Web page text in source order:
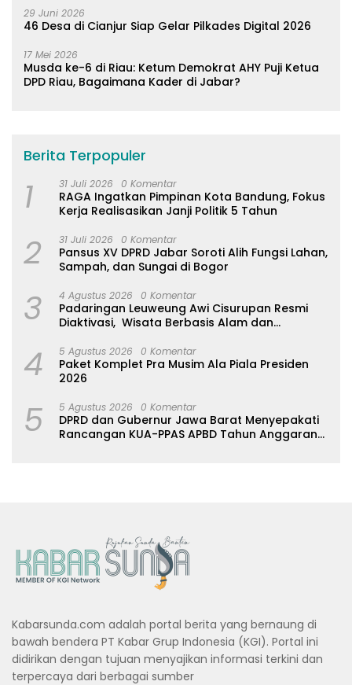
29 Juni 2026
46 Desa di Cianjur Siap Gelar Pilkades Digital 2026
17 Mei 2026
Musda ke-6 di Riau: Ketum Demokrat AHY Puji Ketua
DPD Riau, Bagaimana Kader di Jabar?
Berita Terpopuler
1 31 Juli 2026 0 Komentar
RAGA Ingatkan Pimpinan Kota Bandung, Fokus
2 31 Juli 2026 0 Komentar
Pansus XV DPRD Jabar Soroti Alih Fungsi Lahan,
Sampah, dan Sungai di Bogor
3 4 Agustus 2026 0 Komentar
Padaringan Leuweung Awi Cisurupan Resmi
Diaktivasi, Wisata Berbasis Alam dan
4 5 Agustus 2026 0 Komentar
Paket Komplet Pra Musim Ala Piala Presiden
2026
5 5 Agustus 2026 0 Komentar
DPRD dan Gubernur Jawa Barat Menyepakati
Rancangan KUA-PPAS APBD Tahun Anggaran
Kabarsunda.com adalah portal berita yang bernaung di
bawah bendera PT Kabar Grup Indonesia (KGI). Portal ini
didirikan dengan tujuan menyajikan informasi terkini dan
terpercaya dari berbagai sumber